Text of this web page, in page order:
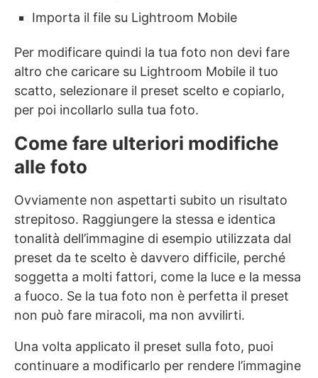
Importa il file su Lightroom Mobile
Per modificare quindi la tua foto non devi fare
altro che caricare su Lightroom Mobile il tuo
scatto, selezionare il preset scelto e copiarlo,
per poi incollarlo sulla tua foto.
Come fare ulteriori modifiche
alle foto
Ovviamente non aspettarti subito un risultato
strepitoso. Raggiungere la stessa e identica
tonalità dell’immagine di esempio utilizzata dal
preset da te scelto è davvero difficile, perché
soggetta a molti fattori, come la luce e la messa
a fuoco. Se la tua foto non è perfetta il preset
non può fare miracoli, ma non avvilirti.
Una volta applicato il preset sulla foto, puoi
continuare a modificarlo per rendere l’immagine